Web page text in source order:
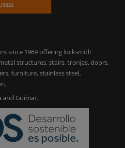
since 1969 offering locksmith
structures, stairs, tronjas, doors,
furniture, stainless steel,
and Güímar.